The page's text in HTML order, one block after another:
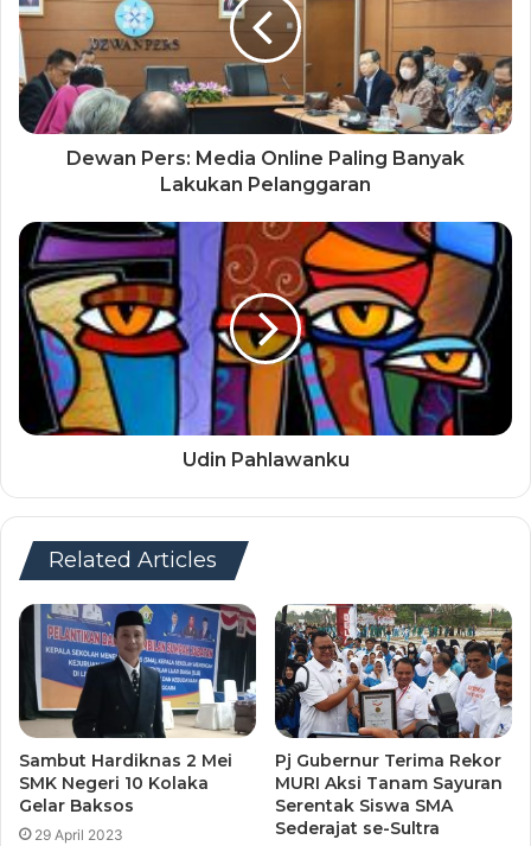
Dewan Pers: Media Online Paling Banyak
Lakukan Pelanggaran
Udin Pahlawanku
Related Articles
Sambut Hardiknas 2 Mei
SMK Negeri 10 Kolaka
Gelar Baksos
29 April 2023
Pj Gubernur Terima Rekor
MURI Aksi Tanam Sayuran
Serentak Siswa SMA
Sederajat se-Sultra